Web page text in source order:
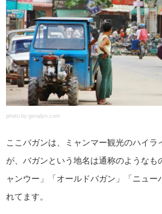
photo by genalyn.com
ここバガンは、ミャンマー観光のハイラ
が、バガンという地名は通称のようなも
ャンウー」「オールドバガン」「ニュー
れてます。